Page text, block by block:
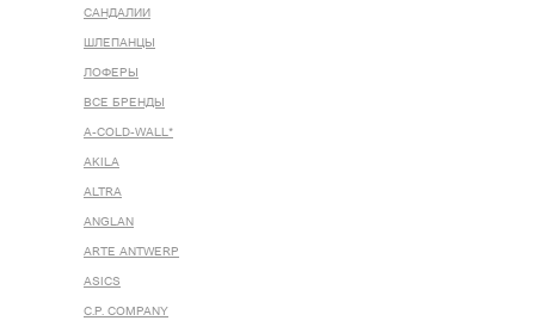
САНДАЛИИ
ШЛЕПАНЦЫ
ЛОФЕРЫ
ВСЕ БРЕНДЫ
A-COLD-WALL*
AKILA
ALTRA
ANGLAN
ARTE ANTWERP
ASICS
C.P. COMPANY